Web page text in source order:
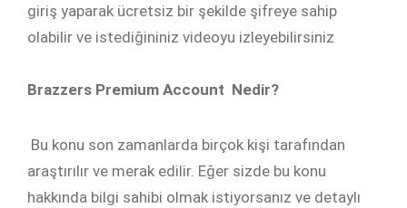
giriş yaparak ücretsiz bir şekilde şifreye sahip
olabilir ve istediğininiz videoyu izleyebilirsiniz
Brazzers Premium Account Nedir?
Bu konu son zamanlarda birçok kişi tarafından
araştırılır ve merak edilir. Eğer sizde bu konu
hakkında bilgi sahibi olmak istiyorsanız ve detaylı